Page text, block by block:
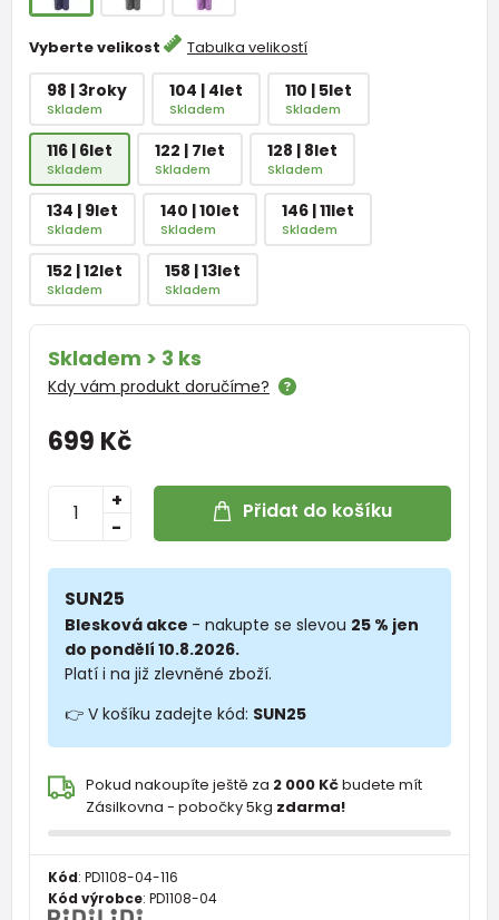
Vyberte velikost Tabulka velikostí
98 | 3roky
Skladem
104 | 4let
Skladem
110 | 5let
Skladem
116 | 6let
Skladem
122 | 7let
Skladem
128 | 8let
Skladem
134 | 9let
Skladem
140 | 10let
Skladem
146 | 11let
Skladem
152 | 12let
Skladem
158 | 13let
Skladem
Skladem > 3 ks
Kdy vám produkt doručíme?
699 Kč
-
+ Přidat do košíku
SUN25
Blesková akce - nakupte se slevou 25 % jen
do pondělí 10.8.2026.
Platí i na již zlevněné zboží.
👉 V košíku zadejte kód: SUN25
Pokud nakoupíte ještě za 2 000 Kčbudete mít
Zásilkovna - pobočky 5kg zdarma!
Kód: PD1108-04-116
Kód výrobce: PD1108-04